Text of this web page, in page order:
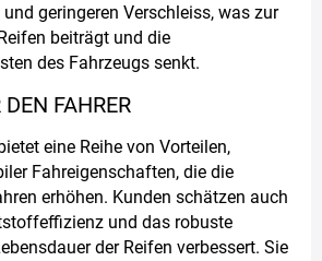
geringeren Verschleiss, was zur
beiträgt und die
des Fahrzeugs senkt.
FAHRER
eine Reihe von Vorteilen,
Fahreigenschaften, die die
erhöhen. Kunden schätzen auch
und das robuste
der Reifen verbessert. Sie